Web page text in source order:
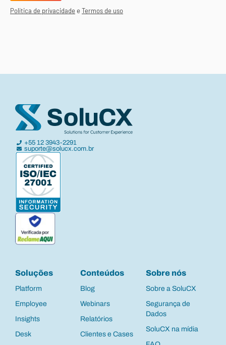
Política de privacidade e Termos de uso
+55 12 3943-2291
suporte@solucx.com.br
Soluções
Platform
Employee
Insights
Desk
Conteúdos
Blog
Webinars
Relatórios
Clientes e Cases
Sobre nós
Sobre a SoluCX
Segurança de
Dados
SoluCX na mídia